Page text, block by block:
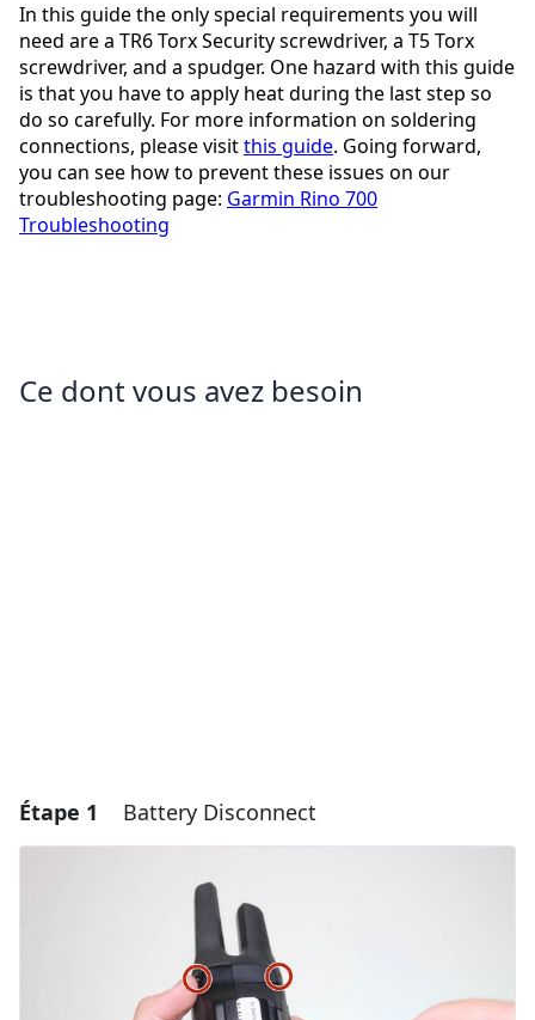
In this guide the only special requirements you will
need are a TR6 Torx Security screwdriver, a T5 Torx
screwdriver, and a spudger. One hazard with this guide
is that you have to apply heat during the last step so
do so carefully. For more information on soldering
connections, please visitthis guide. Going forward,
you can see how to prevent these issues on our
troubleshooting page: Garmin Rino 700
Troubleshooting
Ce dont vous avez besoin
Étape 1 Battery Disconnect